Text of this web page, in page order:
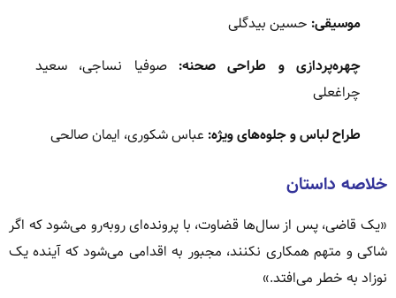
موسیقی: حسین بیدگلی
چهره‌پردازی و طراحی صحنه: صوفیا نساجی، سعید
چراغعلی
طراح لباس و جلوه‌های ویژه: عباس شکوری، ایمان صالحی
خلاصه داستان
«یک قاضی، پس از سال‌ها قضاوت، با پرونده‌ای روبه‌رو می‌شود که اگر
شاکی و متهم همکاری نکنند، مجبور به اقدامی می‌شود که آینده یک
نوزاد به خطر می‌افتد.»